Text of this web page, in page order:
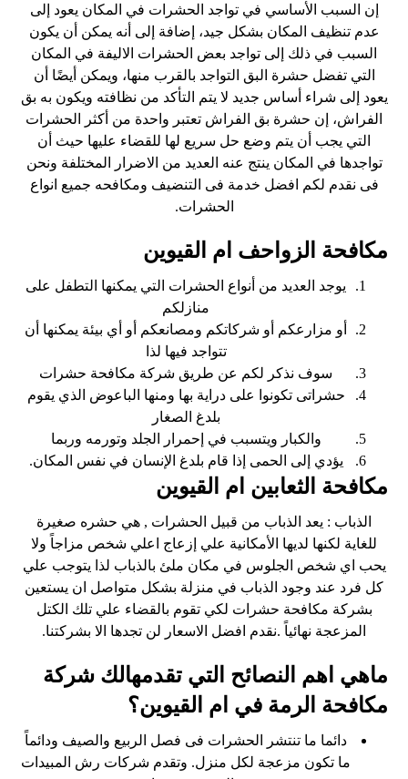
إن السبب الأساسي في تواجد الحشرات في المكان يعود إلى
عدم تنظيف المكان بشكل جيد، إضافة إلى أنه يمكن أن يكون
السبب في ذلك إلى تواجد بعض الحشرات الاليفة في المكان
التي تفضل حشرة البق التواجد بالقرب منها، ويمكن أيضًا أن
يعود إلى شراء أساس جديد لا يتم التأكد من نظافته ويكون به بق
الفراش، إن حشرة بق الفراش تعتبر واحدة من أكثر الحشرات
التي يجب أن يتم وضع حل سريع لها للقضاء عليها حيث أن
تواجدها في المكان ينتج عنه العديد من الاضرار المختلفة ونحن
فى نقدم لكم افضل خدمة فى التنضيف ومكافحه جميع انواع
الحشرات.
مكافحة الزواحف ام القيوين
يوجد العديد من أنواع الحشرات التي يمكنها التطفل على
منازلكم
أو مزارعكم أو شركاتكم ومصانعكم أو أي بيئة يمكنها أن
تتواجد فيها لذا
سوف نذكر لكم عن طريق شركة مكافحة حشرات
حشراتى تكونوا على دراية بها ومنها الباعوض الذي يقوم
بلدغ الصغار
والكبار ويتسبب في إحمرار الجلد وتورمه وربما
يؤدي إلى الحمى إذا قام بلدغ الإنسان في نفس المكان.
مكافحة الثعابين ام القيوين
الذباب : يعد الذباب من قبيل الحشرات , هي حشره صغيرة
للغاية لكنها لديها الأمكانية علي إزعاج اعلي شخص مزاجاً ولا
يحب اي شخص الجلوس في مكان ملئ بالذباب لذا يتوجب علي
كل فرد عند وجود الذباب في منزلة بشكل متواصل ان يستعين
بشركة مكافحة حشرات لكي تقوم بالقضاء علي تلك الكتل
المزعجة نهائياً .نقدم افضل الاسعار لن تجدها الا بشركتنا.
ماهي اهم النصائح التي تقدمهالك شركة
مكافحة الرمة في ام القيوين؟
دائما ما تنتشر الحشرات فى فصل الربيع والصيف ودائماً
ما تكون مزعجة لكل منزل. وتقدم شركات رش المبيدات